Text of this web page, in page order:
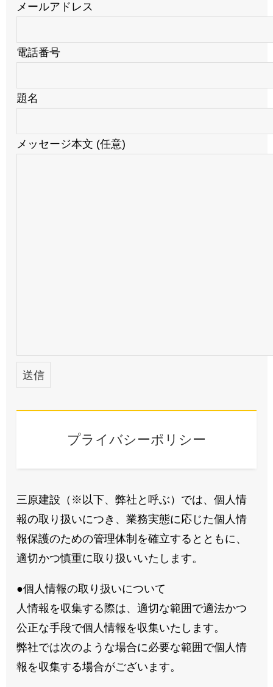
メールアドレス
電話番号
題名
メッセージ本文 (任意)
プライバシーポリシー
三原建設（※以下、弊社と呼ぶ）では、個人情
報の取り扱いにつき、業務実態に応じた個人情
報保護のための管理体制を確立するとともに、
適切かつ慎重に取り扱いいたします。
●個人情報の取り扱いについて
人情報を収集する際は、適切な範囲で適法かつ
公正な手段で個人情報を収集いたします。
弊社では次のような場合に必要な範囲で個人情
報を収集する場合がございます。